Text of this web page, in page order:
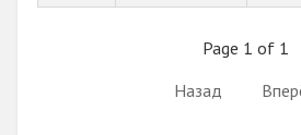
Page 1 of 1
Назад